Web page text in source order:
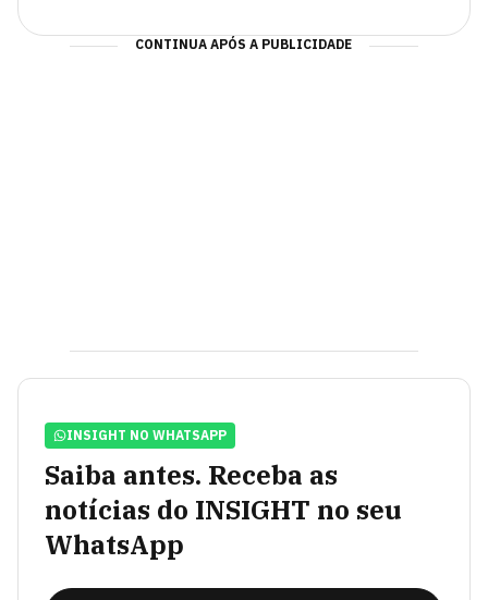
CONTINUA APÓS A PUBLICIDADE
INSIGHT NO WHATSAPP
Saiba antes. Receba as
notícias do INSIGHT no seu
WhatsApp